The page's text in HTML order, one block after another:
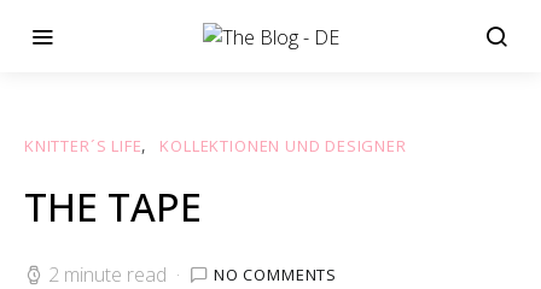
KNITTER´S LIFE KOLLEKTIONEN UND DESIGNER
THE TAPE
2 minute read NO COMMENTS